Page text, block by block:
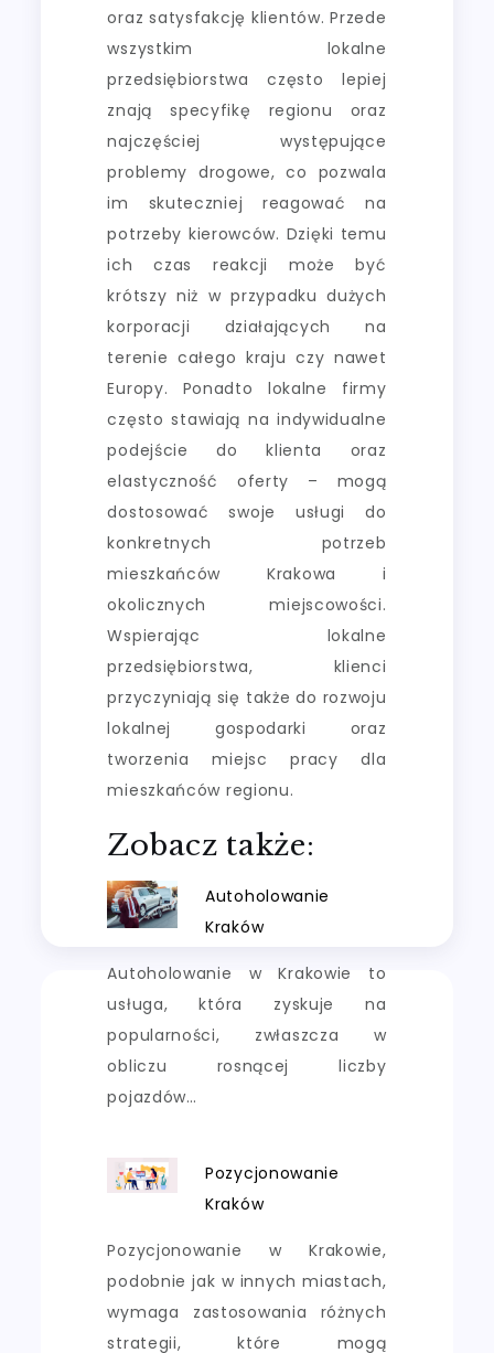
oraz satysfakcję klientów. Przede
wszystkim lokalne
przedsiębiorstwa często lepiej
znają specyfikę regionu oraz
najczęściej występujące
problemy drogowe, co pozwala
im skuteczniej reagować na
potrzeby kierowców. Dzięki temu
ich czas reakcji może być
krótszy niż w przypadku dużych
korporacji działających na
terenie całego kraju czy nawet
Europy. Ponadto lokalne firmy
często stawiają na indywidualne
podejście do klienta oraz
elastyczność oferty – mogą
dostosować swoje usługi do
konkretnych potrzeb
mieszkańców Krakowa i
okolicznych miejscowości.
Wspierając lokalne
przedsiębiorstwa, klienci
przyczyniają się także do rozwoju
lokalnej gospodarki oraz
tworzenia miejsc pracy dla
mieszkańców regionu.
Zobacz także:
Autoholowanie
Kraków
Autoholowanie w Krakowie to
usługa, która zyskuje na
popularności, zwłaszcza w
obliczu rosnącej liczby
pojazdów…
Pozycjonowanie
Kraków
Pozycjonowanie w Krakowie,
podobnie jak w innych miastach,
wymaga zastosowania różnych
strategii, które mogą